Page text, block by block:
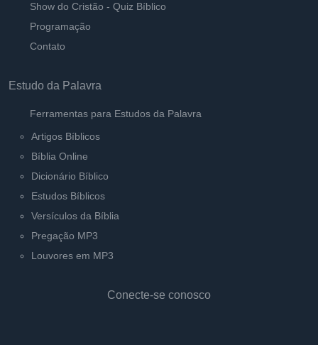
Show do Cristão - Quiz Bíblico
Programação
Contato
Estudo da Palavra
Ferramentas para Estudos da Palavra
Artigos Bíblicos
Bíblia Online
Dicionário Bíblico
Estudos Bíblicos
Versículos da Bíblia
Pregação MP3
Louvores em MP3
Conecte-se conosco